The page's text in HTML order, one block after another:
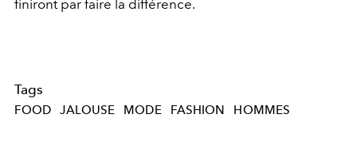
finiront par faire la différence.
Tags
FOOD JALOUSE MODE FASHION HOMMES